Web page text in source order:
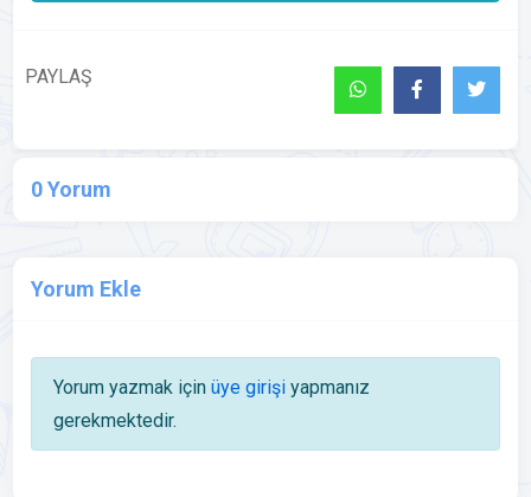
PAYLAŞ
0 Yorum
Yorum Ekle
Yorum yazmak için üye girişiyapmanız
gerekmektedir.